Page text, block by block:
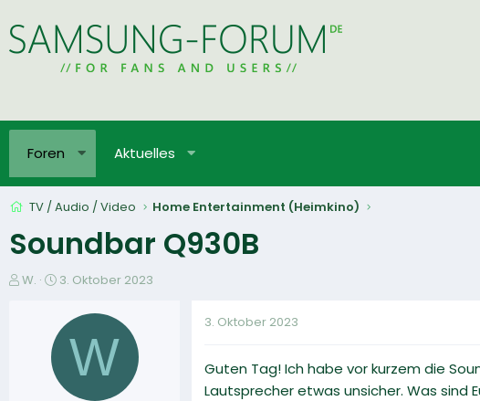
Foren Aktuelles
TV / Audio / Video Home Entertainment (Heimkino)
Soundbar Q930B
E
W.
E
t
l
3. Oktober 2023
W
3. Oktober 2023
Guten Tag! Ich habe vor kurzem die
Lautsprecher etwas unsicher. Was sind